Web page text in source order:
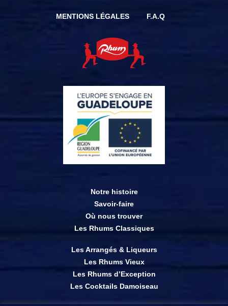
MENTIONS LÉGALES F.A.Q
Notre histoire
Savoir-faire
Où nous trouver
Les Rhums Classiques
Les Arrangés & Liqueurs
Les Rhums Vieux
Les Rhums d’Exception
Les Cocktails Damoiseau